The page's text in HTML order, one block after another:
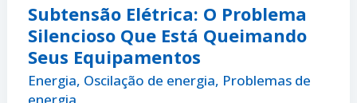
Subtensão Elétrica: O Problema
Silencioso Que Está Queimando
Seus Equipamentos
Energia, Oscilação de energia, Problemas de